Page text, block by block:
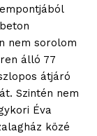
nem sorolom
álló 77
átjáró
Szintén nem
Éva
közé